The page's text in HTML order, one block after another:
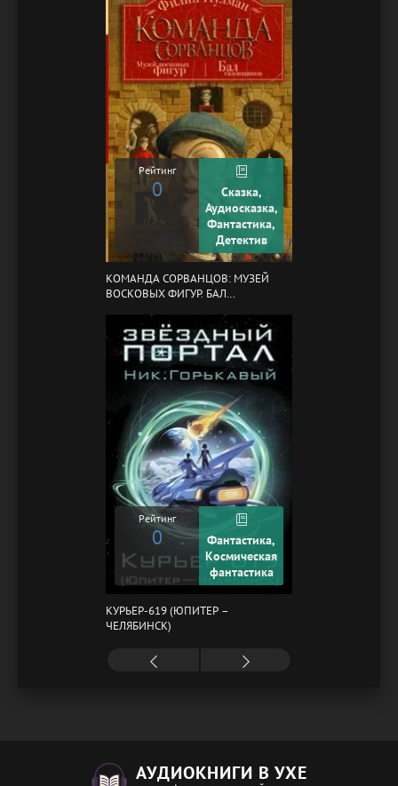
Рейтинг
0
Сказка,
Аудиосказка,
Фантастика,
Детектив
КОМАНДА СОРВАНЦОВ: МУЗЕЙ
ВОСКОВЫХ ФИГУР. БАЛ
Рейтинг
0
Фантастика,
Космическая
фантастика
КУРЬЕР-619 (ЮПИТЕР –
ЧЕЛЯБИНСК)
АУДИОКНИГИ В УХЕ